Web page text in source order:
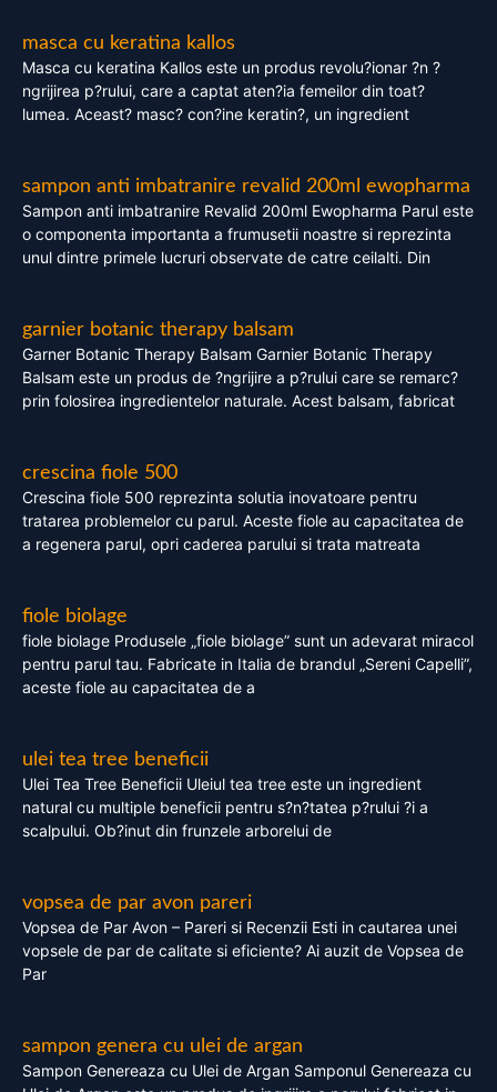
masca cu keratina kallos
Masca cu keratina Kallos este un produs revolu?ionar ?n ?
ngrijirea p?rului, care a captat aten?ia femeilor din toat?
lumea. Aceast? masc? con?ine keratin?, un ingredient
sampon anti imbatranire revalid 200ml ewopharma
Sampon anti imbatranire Revalid 200ml Ewopharma Parul este
o componenta importanta a frumusetii noastre si reprezinta
unul dintre primele lucruri observate de catre ceilalti. Din
garnier botanic therapy balsam
Garner Botanic Therapy Balsam Garnier Botanic Therapy
Balsam este un produs de ?ngrijire a p?rului care se remarc?
prin folosirea ingredientelor naturale. Acest balsam, fabricat
crescina fiole 500
Crescina fiole 500 reprezinta solutia inovatoare pentru
tratarea problemelor cu parul. Aceste fiole au capacitatea de
a regenera parul, opri caderea parului si trata matreata
fiole biolage
fiole biolage Produsele „fiole biolage” sunt un adevarat miracol
pentru parul tau. Fabricate in Italia de brandul „Sereni Capelli”,
aceste fiole au capacitatea de a
ulei tea tree beneficii
Ulei Tea Tree Beneficii Uleiul tea tree este un ingredient
natural cu multiple beneficii pentru s?n?tatea p?rului ?i a
scalpului. Ob?inut din frunzele arborelui de
vopsea de par avon pareri
Vopsea de Par Avon – Pareri si Recenzii Esti in cautarea unei
vopsele de par de calitate si eficiente? Ai auzit de Vopsea de
Par
sampon genera cu ulei de argan
Sampon Genereaza cu Ulei de Argan Samponul Genereaza cu